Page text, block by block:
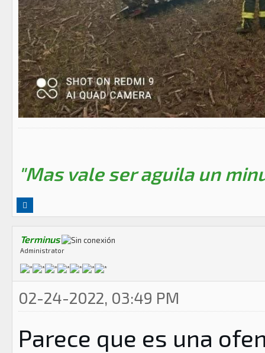
"Mas vale ser aguila un
Terminus
Administrator
02-24-2022, 03:49 PM
Parece que es una